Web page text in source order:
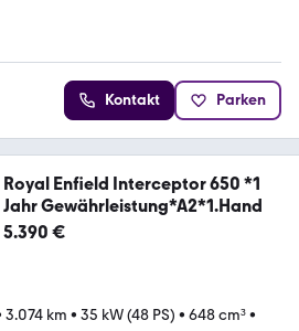
Kontakt Parken
Royal Enfield Interceptor 650 *1
Jahr Gewährleistung*A2*1.Hand
5.390 €
3.074 km • 35 kW (48 PS) • 648 cm³•